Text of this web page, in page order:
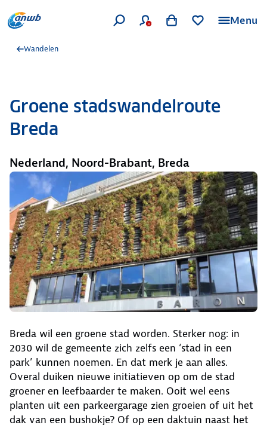
Menu
Wandelen
Groene stadswandelroute
Breda
Nederland, Noord-Brabant, Breda
Breda wil een groene stad worden. Sterker nog: in
2030 wil de gemeente zich zelfs een ‘stad in een
park’ kunnen noemen. En dat merk je aan alles.
Overal duiken nieuwe initiatieven op om de stad
groener en leefbaarder te maken. Ooit wel eens
planten uit een parkeergarage zien groeien of uit het
dak van een bushokje? Of op een daktuin naast het